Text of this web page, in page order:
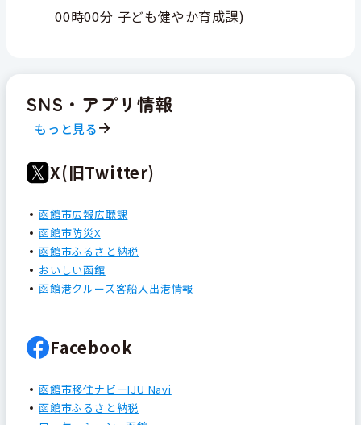
00時00分 子ども健やか育成課)
SNS・アプリ情報
もっと見る
X(旧Twitter)
函館市広報広聴課
函館市防災X
函館市ふるさと納税
おいしい函館
函館港クルーズ客船入出港情報
Facebook
函館市移住ナビーIJU Navi
函館市ふるさと納税